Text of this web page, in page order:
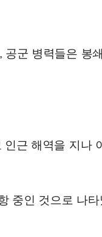
군 병력들은 봉
근 해역을 지나
중인 것으로 나타